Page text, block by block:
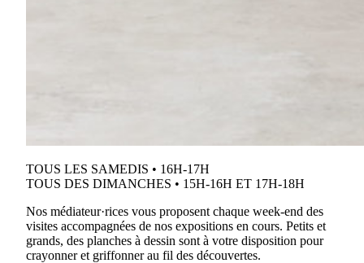
TOUS LES SAMEDIS • 16H-17H
TOUS DES DIMANCHES • 15H-16H ET 17H-18H
Nos médiateur·rices vous proposent chaque week-end des
visites accompagnées de nos expositions en cours. Petits et
grands, des planches à dessin sont à votre disposition pour
crayonner et griffonner au fil des découvertes.